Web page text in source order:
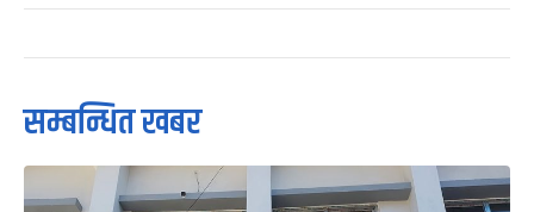
सम्बन्धित खबर